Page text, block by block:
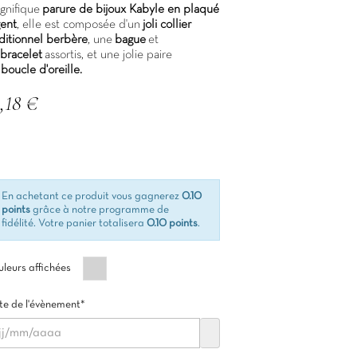
parure de bijoux Kabyle en plaqué
, elle est composée d'un joli collier
berbère, une bague et
bracelet assortis, et une jolie paire
d'oreille.
€
En achetant ce produit vous gagnerez 0.10
points grâce à notre programme de
fidélité. Votre panier totalisera 0.10 points.
affichées
de l'évènement*